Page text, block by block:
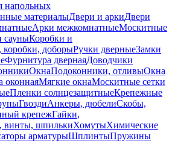
напольных
материалыДвери и аркиДвери
Арки межкомнатныеМоскитные
сауныКоробки и
доборыРучки дверныеЗамки
Фурнитура двернаяДоводчики
ОкнаПодоконники, отливыОкна
оконнаяМягкие окнаМоскитные сетки
Пленки солнцезащитныеКрепежные
ГвоздиАнкеры, дюбелиСкобы,
крепежГайки,
винты, шпилькиХомутыХимические
арматурыШплинтыПружины